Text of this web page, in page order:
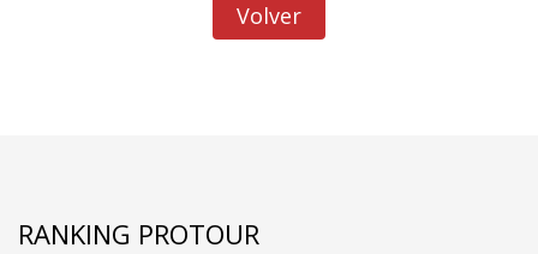
Volver
RANKING PROTOUR